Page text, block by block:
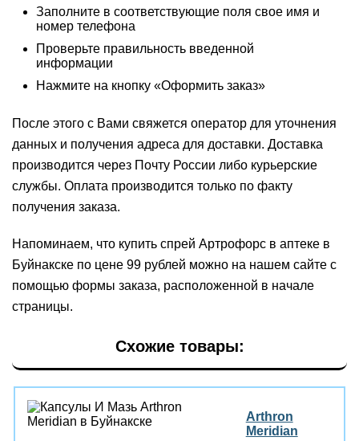
Заполните в соответствующие поля свое имя и
номер телефона
Проверьте правильность введенной
информации
Нажмите на кнопку «Оформить заказ»
После этого с Вами свяжется оператор для уточнения
данных и получения адреса для доставки. Доставка
производится через Почту России либо курьерские
службы. Оплата производится только по факту
получения заказа.
Напоминаем, что купить спрей Артрофорс в аптеке в
Буйнакске по цене 99 рублей можно на нашем сайте с
помощью формы заказа, расположенной в начале
страницы.
Схожие товары:
Arthron
Meridian